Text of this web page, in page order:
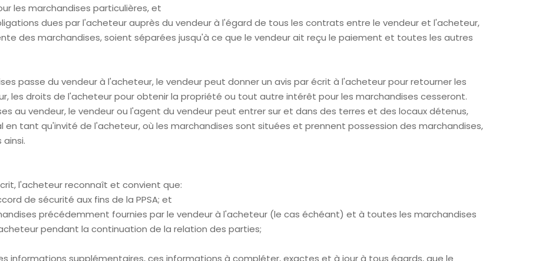
les marchandises particulières, et
dues par l'acheteur auprès du vendeur à l'égard de tous les contrats entre le vendeur et l'acheteur,
des marchandises, soient séparées jusqu'à ce que le vendeur ait reçu le paiement et toutes les autres
passe du vendeur à l'acheteur, le vendeur peut donner un avis par écrit à l'acheteur pour retourner les
les droits de l'acheteur pour obtenir la propriété ou tout autre intérêt pour les marchandises cesseront.
au vendeur, le vendeur ou l'agent du vendeur peut entrer sur et dans des terres et des locaux détenus,
tant qu'invité de l'acheteur, où les marchandises sont situées et prennent possession des marchandises,
l'acheteur reconnaît et convient que:
de sécurité aux fins de la PPSA; et
précédemment fournies par le vendeur à l'acheteur (le cas échéant) et à toutes les marchandises
pendant la continuation de la relation des parties;
informations supplémentaires, ces informations à compléter, exactes et à jour à tous égards, que le